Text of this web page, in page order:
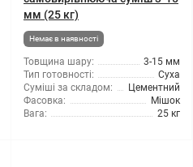
мм (25 кг)
Немає в наявності
Товщина шару:
3-15 мм
Тип готовності:
Суха
Суміші за складом:
Цементний
Фасовка:
Мішок
Вага:
25 кг